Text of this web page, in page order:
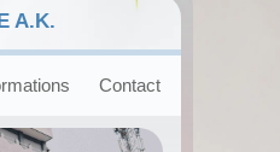
A.K.
Contact